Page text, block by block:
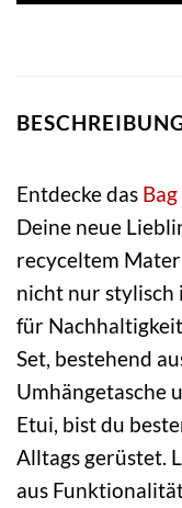
Entdecke das
Deine neue
recyceltem
nicht nur stylisch
für
Set, bestehend
Umhängetasche
Etui, bist du
Alltags gerüstet.
aus